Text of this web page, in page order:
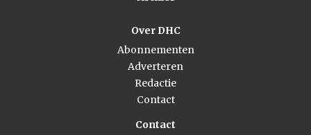
Over DHC
Abonnementen
Adverteren
Redactie
Contact
Contact